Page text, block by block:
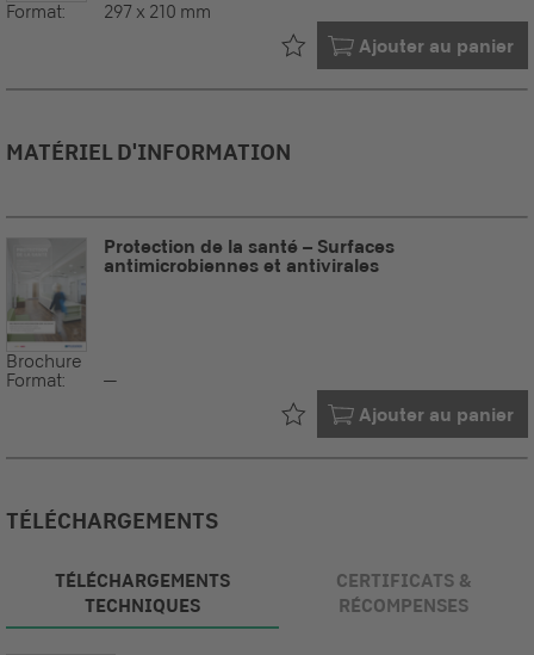
Format: 297 x 210 mm
Ajouter au panier
Déjà dans votre
MATÉRIEL D'INFORMATION
Protection de la santé – Surfaces
antimicrobiennes et antivirales
Brochure
Format:
--
Ajouter au panier
Déjà dans votre
TÉLÉCHARGEMENTS
TÉLÉCHARGEMENTS
TECHNIQUES
CERTIFICATS &
RÉCOMPENSES